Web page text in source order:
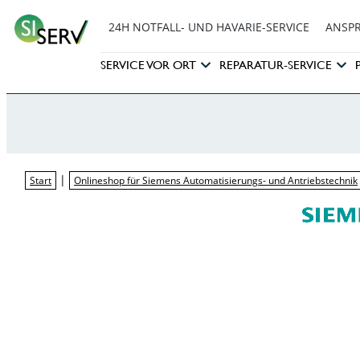
24H NOTFALL- UND HAVARIE-SERVICE
SERVICE VOR ORT REPARATUR-SERVICE
Start | Onlineshop für Siemens Automatisierungs- und Antriebstechnik